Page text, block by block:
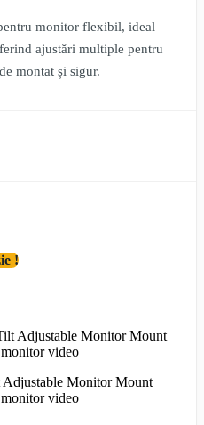
monitor flexibil, ideal
ajustări multiple pentru
montat și sigur.
!
Monitor Mount
video